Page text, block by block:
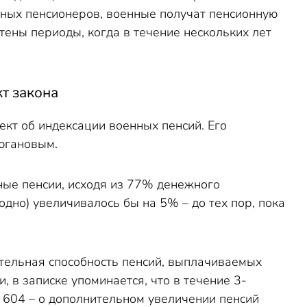
пенсионеров, военные получат пенсионную
периоды, когда в течение нескольких лет
закона
об индексации военных пенсий. Его
пенсии, исходя из 77% денежного
увеличивалось бы на 5% – до тех пор, пока
способность пенсий, выплачиваемых
в записке упоминается, что в течение 3-
– о дополнительном увеличении пенсий